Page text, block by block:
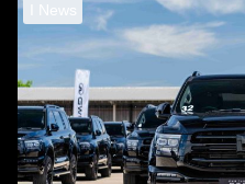
I News